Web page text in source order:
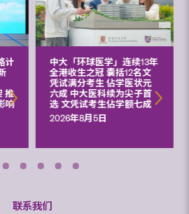
计
推
响
中大「环球医学」连续13年
全港收生之冠 囊括12名文
凭试满分考生 佔学医状元
六成 中大医科续为尖子首
选 文凭试考生佔学额七成
2026年8月5日
联系我们